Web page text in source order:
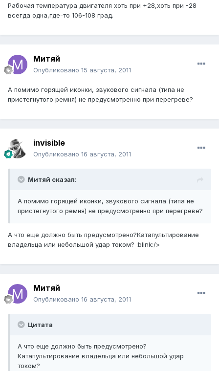
Рабочая температура двигателя хоть при +28,хоть при -28
всегда одна,где-то 106-108 град.
Митяй
Опубликовано 15 августа, 2011
А помимо горящей иконки, звукового сигнала (типа не
пристегнутого ремня) не предусмотренно при перегреве?
invisible
Опубликовано 16 августа, 2011
Митяй сказал:
А помимо горящей иконки, звукового сигнала (типа не
пристегнутого ремня) не предусмотренно при перегреве?
А что еще должно быть предусмотрено?Катапультирование
владельца или небольшой удар током? :blink:/>
Митяй
Опубликовано 16 августа, 2011
Цитата
А что еще должно быть предусмотрено?
Катапультирование владельца или небольшой удар
током?